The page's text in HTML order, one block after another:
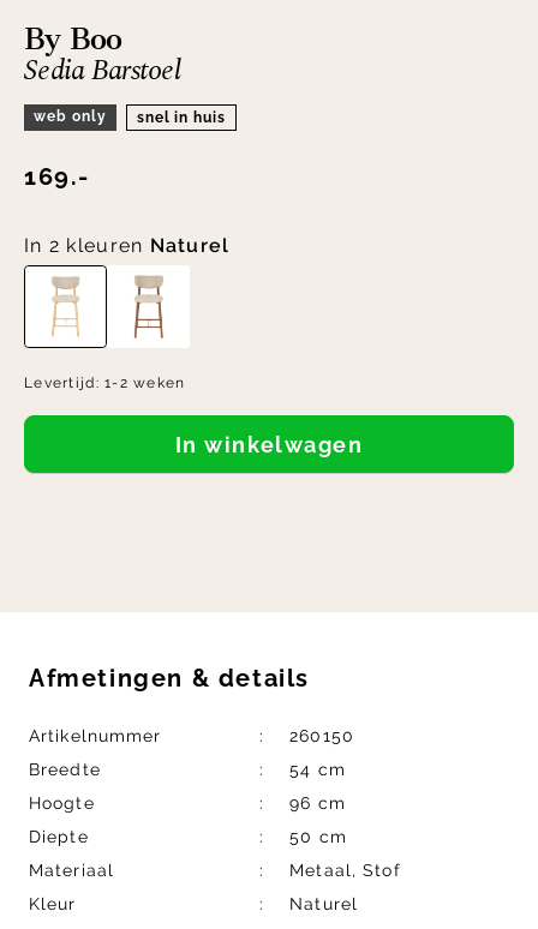
By Boo
Sedia Barstoel
web only snel in huis
169.-
In 2 kleuren Naturel
Levertijd:1-2 weken
In winkelwagen
Afmetingen & details
Artikelnummer
260150
Breedte
54 cm
Hoogte
96 cm
Diepte
50 cm
Materiaal
Metaal, Stof
Kleur
Naturel